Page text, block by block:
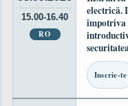
15.00-16.40
RO
electrică.
împotriva
Inscrie-te